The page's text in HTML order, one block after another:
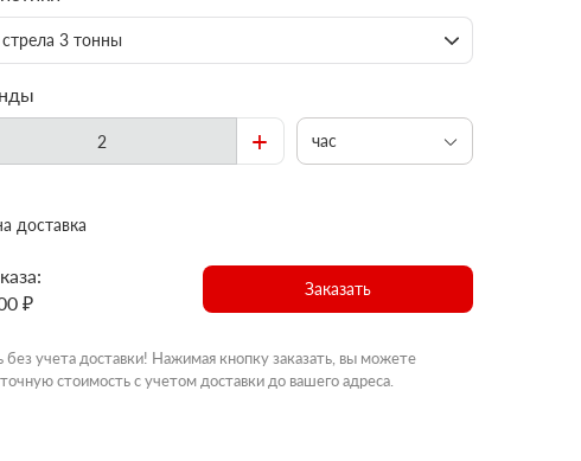
3 тонны
+ час
доставка
₽
Заказать
без учета доставки! Нажимая кнопку заказать, вы можете
точную стоимость с учетом доставки до вашего адреса.